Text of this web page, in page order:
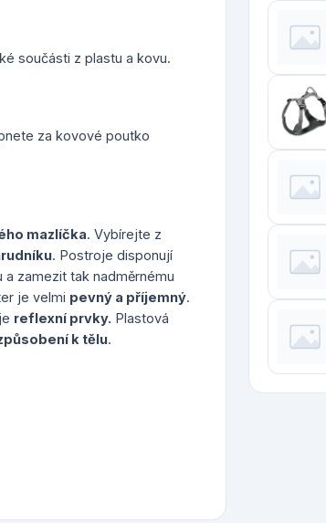
součásti z plastu a kovu.
za kovové poutko
mazlíčka. Vybírejte z
. Postroje disponují
zamezit tak nadměrnému
je velmi pevný a příjemný.
reflexní prvky. Plastová
k tělu.